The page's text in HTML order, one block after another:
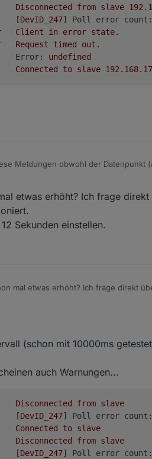
Disconnected from slave
	[
DevID_247] Poll error
Client in error state.
Request timed
out.
Error:
undefined
Connected to slave 192.168
Meldungen obwohl der Datenpunkt
info	Disconnected from
warn	[DevID_247]
error	Client in error
error	Request timed
warn	Error: undefined
etwas erhöht? Ich frage
Sekunden einstellen.
mal etwas erhöht? Ich frage direkt
12 Sekunden einstellen.
(schon mit 10000ms
auch Warnungen...
Disconnected from slave
	[
DevID_247] Poll error
Connected to slave
Disconnected from slave
	[
DevID_247] Poll error